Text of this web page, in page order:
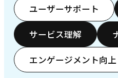
ユーザーサポート
サービス理解
エンゲージメント向上